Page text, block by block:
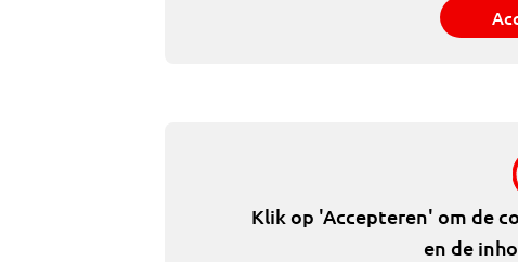
Klik op 'Accepteren' om de
en de